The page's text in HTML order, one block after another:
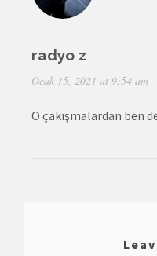
radyo z
Ocak 15, 2021 at 9:54 am
O çakışmalardan ben